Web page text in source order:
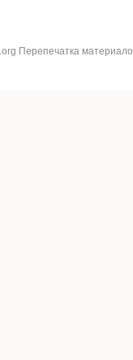
Перепечатка